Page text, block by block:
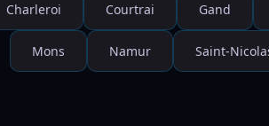
Charleroi Courtrai Gand
Mons Namur Saint-